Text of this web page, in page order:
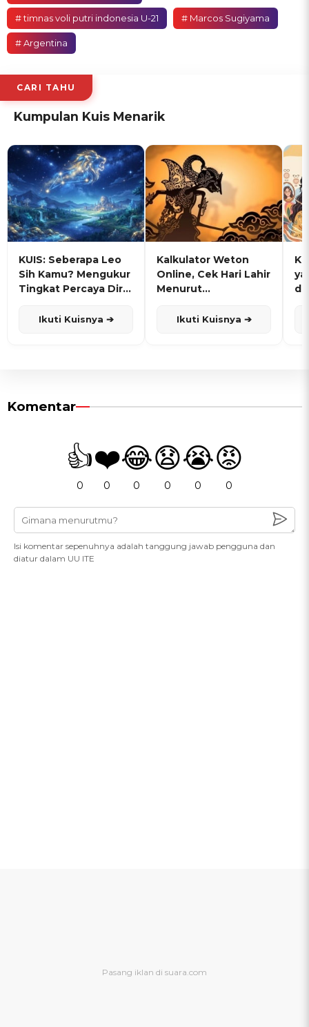
# timnas voli putri indonesia U-21 # Marcos Sugiyama
# Argentina
CARI TAHU
Kumpulan Kuis Menarik
KUIS: Seberapa Leo
Sih Kamu? Mengukur
Tingkat Percaya Diri
Ikuti Kuisnya ➔
Kalkulator Weton
Online, Cek Hari Lahir
Menurut
Ikuti Kuisnya ➔
Komentar
👍
0
❤️
0
😂
0
😧
0
😭
0
😡
0
Isi komentar sepenuhnya adalah tanggung jawab pengguna dan
diatur dalam UU ITE